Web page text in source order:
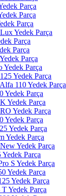
Parça
Parça
Parça
Yedek Parça
Parça
Parça
Parça
Yedek Parça
Yedek Parça
110 Yedek Parça
Yedek Parça
Yedek Parça
Yedek Parça
Yedek Parça
Yedek Parça
Yedek Parça
Yedek Parça
Parça
S Yedek Parça
Yedek Parça
Yedek Parça
Yedek Parça